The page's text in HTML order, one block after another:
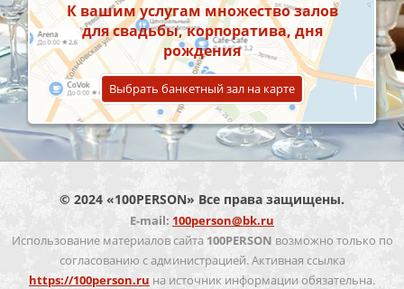
К вашим услугам множество залов
для свадьбы, корпоратива, дня
рождения
Выбрать банкетный зал на карте
© 2024 «100PERSON» Все права защищены.
E-mail: 100person@bk.ru
Использование материалов сайта 100PERSON возможно только по
согласованию с администрацией. Активная ссылка
https://100person.ru на источник информации обязательна.